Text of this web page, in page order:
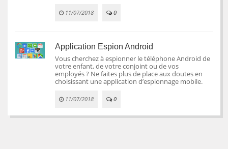
11/07/2018 0
Application Espion Android
Vous cherchez à espionner le téléphone Android de
votre enfant, de votre conjoint ou de vos
employés ? Ne faites plus de place aux doutes en
choisissant une application d’espionnage mobile.
11/07/2018 0